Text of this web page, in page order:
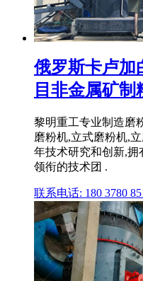
俄罗斯卡卢加
目非金属矿制
黎明重工专业制造磨
磨粉机,立式磨粉机,
年技术研究和创新,
领衔的技术团 .
联系电话: 180 3780